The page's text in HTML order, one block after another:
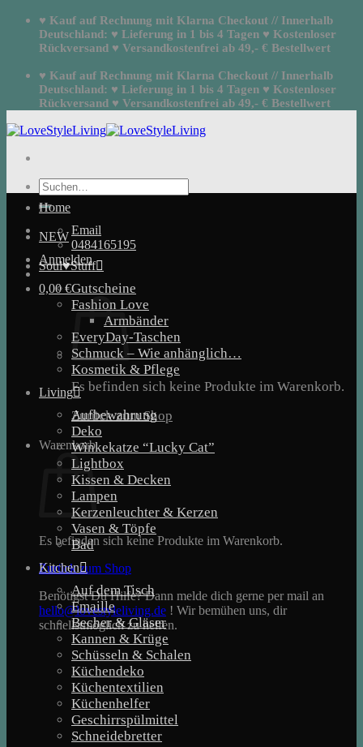
Zum
springen
♥ Kauf auf Rechnung mit Klarna Checkout // Innerhalb
Deutschland: ♥ Lieferung in 1 bis 4 Tagen ♥ Kostenloser
Rückversand ♥ Versandkostenfrei ab 49,- € Bestellwert
♥ Kauf auf Rechnung mit Klarna Checkout // Innerhalb
Deutschland: ♥ Lieferung in 1 bis 4 Tagen ♥ Kostenloser
Rückversand ♥ Versandkostenfrei ab 49,- € Bestellwert
Suchen
nach:
Email
0484165195
Anmelden
0,00€
Es befinden sich keine Produkte im Warenkorb.
Zurück zum Shop
Warenkorb
Es befinden sich keine Produkte im Warenkorb.
Zurück zum Shop
Benötigst Du Hilfe? Dann melde dich gerne per mail an
hello@lovestyleliving.de ! Wir bemühen uns, dir
schnellstmöglich zu helfen.
Home
NEW
Soul♥Stuff
Gutscheine
Fashion Love
Armbänder
EveryDay-Taschen
Schmuck – Wie anhänglich…
Kosmetik & Pflege
Living
Aufbewahrung
Deko
Winkekatze “Lucky Cat”
Lightbox
Kissen & Decken
Lampen
Kerzenleuchter & Kerzen
Vasen & Töpfe
Bad
Kitchen
Auf dem Tisch
Emaille
Becher & Gläser
Kannen & Krüge
Schüsseln & Schalen
Küchendeko
Küchentextilien
Küchenhelfer
Geschirrspülmittel
Schneidebretter